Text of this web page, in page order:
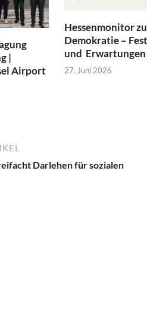
|
Airport
Hessenmonitor
Demokratie –
und
27. Juni 2026
Darlehen für sozialen